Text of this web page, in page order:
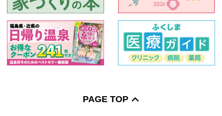
PAGE TOP